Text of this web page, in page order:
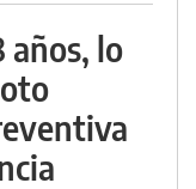
años, lo